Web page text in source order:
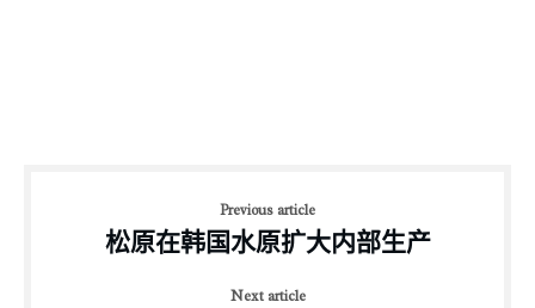
Previous article
松原在韩国水原扩大内部生产
Next article